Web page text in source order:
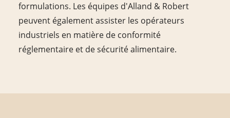
formulations. Les équipes d'Alland & Robert
peuvent également assister les opérateurs
industriels en matière de conformité
réglementaire et de sécurité alimentaire.